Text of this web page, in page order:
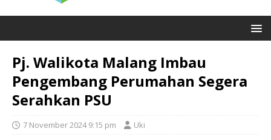
Pj. Walikota Malang Imbau
Pengembang Perumahan Segera
Serahkan PSU
7 November 2024 9:15 pm Uki